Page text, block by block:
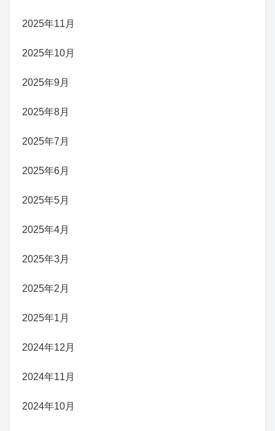
2025年11月
2025年10月
2025年9月
2025年8月
2025年7月
2025年6月
2025年5月
2025年4月
2025年3月
2025年2月
2025年1月
2024年12月
2024年11月
2024年10月